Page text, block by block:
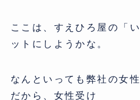
ここは、すえひろ屋の「
ットにしようかな。
なんといっても弊社の女
だから、女性受け